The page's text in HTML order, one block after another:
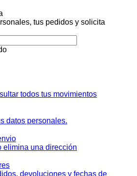
tus pedidos y solicita
todos tus movimientos
datos personales.
elimina una dirección
devoluciones y fechas de